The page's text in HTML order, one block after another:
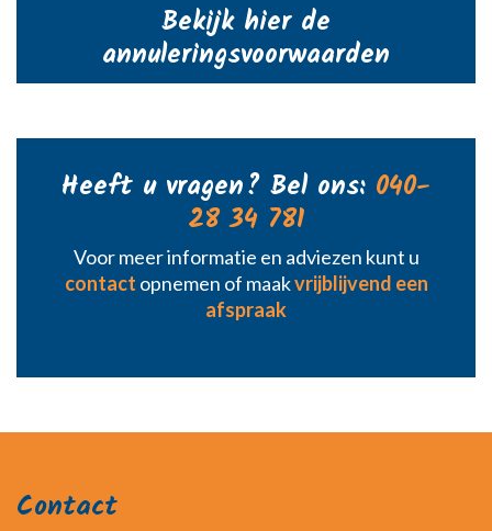
Bekijk hier de
annuleringsvoorwaarden
Heeft u vragen? Bel ons: 040-
28 34 781
Voor meer informatie en adviezen kunt u
contact opnemen of maakvrijblijvend een
afspraak
Contact